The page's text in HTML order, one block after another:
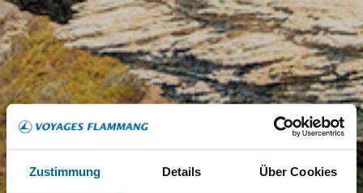
Zustimmung Details Über Cookies